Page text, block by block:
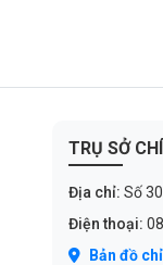
TRỤ SỞ
Địa chỉ: Số
Điện thoại:
Bản đồ